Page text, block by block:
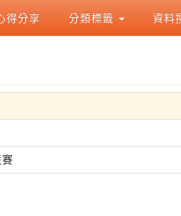
得分享 分類標籤 資料